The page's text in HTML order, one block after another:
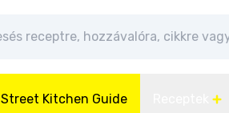
Street Kitchen Guide